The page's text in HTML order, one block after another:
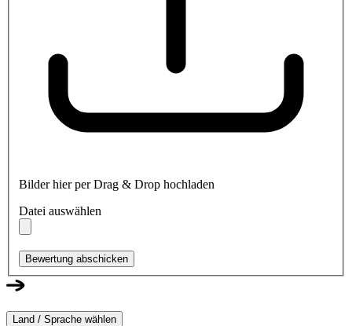
Bilder hier per Drag & Drop hochladen
Datei auswählen
Bewertung abschicken
Land / Sprache wählen